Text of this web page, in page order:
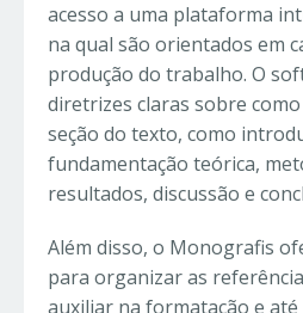
acesso a uma plataforma
na qual são orientados em
produção do trabalho. O
diretrizes claras sobre
seção do texto, como
fundamentação teórica,
resultados, discussão e
Além disso, o Monografis
para organizar as
auxiliar na formatação e